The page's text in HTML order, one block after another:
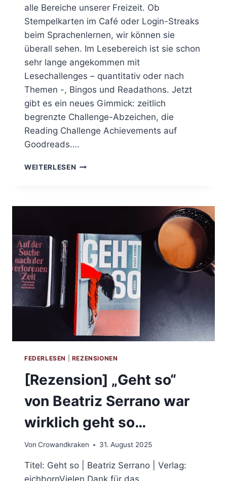
alle Bereiche unserer Freizeit. Ob
Stempelkarten im Café oder Login-Streaks
beim Sprachenlernen, wir können sie
überall sehen. Im Lesebereich ist sie schon
sehr lange angekommen mit
Lesechallenges – quantitativ oder nach
Themen -, Bingos und Readathons. Jetzt
gibt es ein neues Gimmick: zeitlich
begrenzte Challenge-Abzeichen, die
Reading Challenge Achievements auf
Goodreads….
WEITERLESEN GAMIFICATION
LESEABZEICHEN
FEDERLESEN REZENSIONEN
[Rezension] „Geht so“
von Beatriz Serrano war
wirklich geht so…
Von Crowandkraken 31. August 2025
Titel: Geht so | Beatriz Serrano | Verlag: